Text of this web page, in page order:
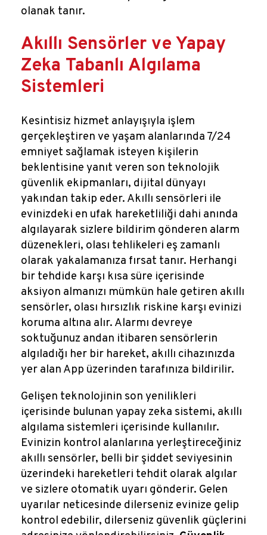
olanak tanır.
Akıllı Sensörler ve Yapay
Zeka Tabanlı Algılama
Sistemleri
Kesintisiz hizmet anlayışıyla işlem
gerçekleştiren ve yaşam alanlarında 7/24
emniyet sağlamak isteyen kişilerin
beklentisine yanıt veren son teknolojik
güvenlik ekipmanları, dijital dünyayı
yakından takip eder. Akıllı sensörleri ile
evinizdeki en ufak hareketliliği dahi anında
algılayarak sizlere bildirim gönderen alarm
düzenekleri, olası tehlikeleri eş zamanlı
olarak yakalamanıza fırsat tanır. Herhangi
bir tehdide karşı kısa süre içerisinde
aksiyon almanızı mümkün hale getiren akıllı
sensörler, olası hırsızlık riskine karşı evinizi
koruma altına alır. Alarmı devreye
soktuğunuz andan itibaren sensörlerin
algıladığı her bir hareket, akıllı cihazınızda
yer alan App üzerinden tarafınıza bildirilir.
Gelişen teknolojinin son yenilikleri
içerisinde bulunan yapay zeka sistemi, akıllı
algılama sistemleri içerisinde kullanılır.
Evinizin kontrol alanlarına yerleştireceğiniz
akıllı sensörler, belli bir şiddet seviyesinin
üzerindeki hareketleri tehdit olarak algılar
ve sizlere otomatik uyarı gönderir. Gelen
uyarılar neticesinde dilerseniz evinize gelip
kontrol edebilir, dilerseniz güvenlik güçlerini